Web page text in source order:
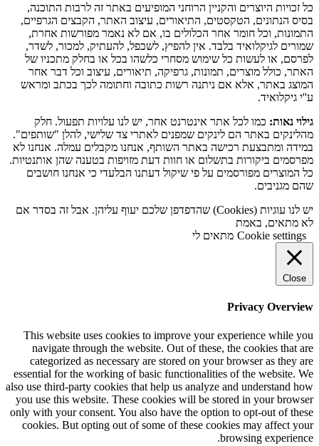
כל זכויות היוצרים והקניין הרוחני המופיעים באתר זה לרבות התוכנה,
בסיס הנתונים, הטקסטים, התיאורים, עיצוב האתר, הקבצים הגרפיים,
התמונות, וכל חומר אחר הכלולים בו, אם לא נאמר מפורשות אחרת,
שמורים לגיקלואיד בלבד. אין להפיץ, לשכפל, להעתיק, למכור, לשדר,
לפרסם, או לעשות כל שימוש מסחרי כלשהו בכל או בחלק מתכניו של
האתר, כולל מוצרים, תמונות, גרפיקה, תיאורים, עיצוב וכל דבר אחר
המוצג באתר, אלא אם ניתנה רשות כתובה וחתומה לכך בכתב ומראש
ע''י גיקלואיד.
גילוי נאות: כמו לכל אתר אינטרנט אחר, יש לנו עלויות תפעול. חלק
מהלינקים באתר הם לינקים שמפנים לאתרי צד שלישי, להלן "שותפים".
במידה ומתבצעת רכישה באתר השותף, אנחנו מקבלים עמלה. אנחנו לא
מפרסמים ביקורות בתשלום או חוות דעת מזויפות בטענה שהן אותנטיות.
כל המוצרים מפורסמים על פי שיקול דעתנו הבלעדי כי אנחנו חושבים
שהם מגניבים.
יש לנו עוגיות (Cookies) שהדפדפן שלכם יעוף עליהן. אבל זה בסדר אם
לא מתאים, באמת
Cookie settings מתאים לי
Close
Privacy Overview
This website uses cookies to improve your experience while you
navigate through the website. Out of these, the cookies that are
categorized as necessary are stored on your browser as they are
essential for the working of basic functionalities of the website. We
also use third-party cookies that help us analyze and understand how
you use this website. These cookies will be stored in your browser
only with your consent. You also have the option to opt-out of these
cookies. But opting out of some of these cookies may affect your
browsing experience.